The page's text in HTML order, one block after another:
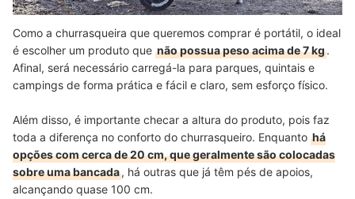
Como a churrasqueira que queremos comprar é portátil, o ideal
é escolher um produto que não possua peso acima de 7 kg.
Afinal, será necessário carregá-la para parques, quintais e
campings de forma prática e fácil e claro, sem esforço físico.
Além disso, é importante checar a altura do produto, pois faz
toda a diferença no conforto do churrasqueiro. Enquanto há
opções com cerca de 20 cm, que geralmente são colocadas
sobre uma bancada, há outras que já têm pés de apoios,
alcançando quase 100 cm.